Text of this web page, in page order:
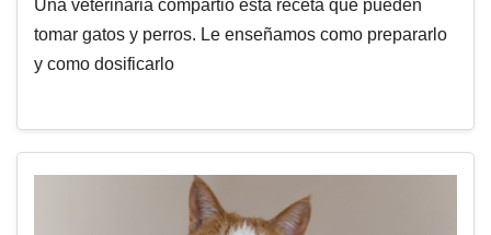
Una veterinaria compartió esta receta que pueden
tomar gatos y perros. Le enseñamos como prepararlo
y como dosificarlo